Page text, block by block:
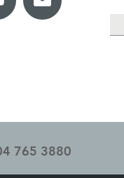
765 3880